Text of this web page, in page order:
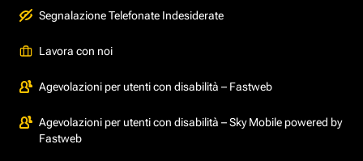
Segnalazione Telefonate Indesiderate
Lavora con noi
Agevolazioni per utenti con disabilità – Fastweb
Agevolazioni per utenti con disabilità – Sky Mobile powered by
Fastweb